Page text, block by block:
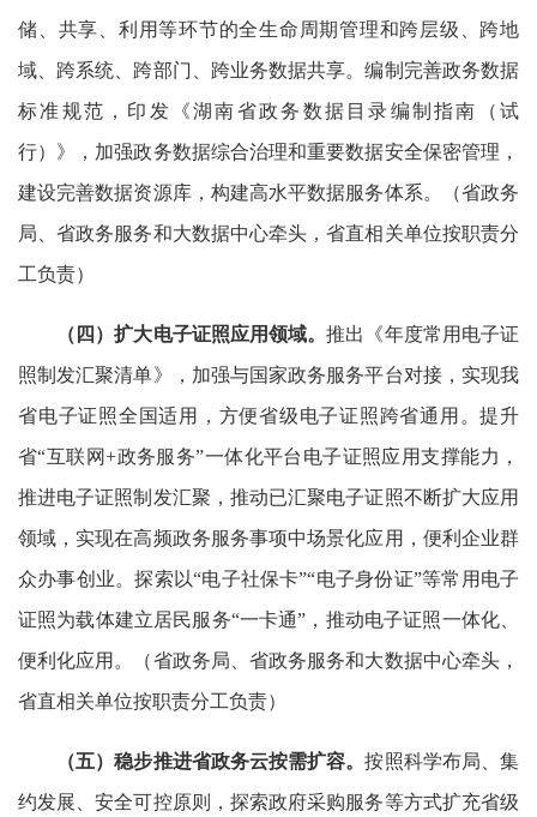
储、共享、利用等环节的全生命周期管理和跨层级、跨地
域、跨系统、跨部门、跨业务数据共享。编制完善政务数据
标准规范，印发《湖南省政务数据目录编制指南（试
行）》，加强政务数据综合治理和重要数据安全保密管理，
建设完善数据资源库，构建高水平数据服务体系。（省政务
局、省政务服务和大数据中心牵头，省直相关单位按职责分
工负责）
（四）扩大电子证照应用领域。推出《年度常用电子证
照制发汇聚清单》，加强与国家政务服务平台对接，实现我
省电子证照全国适用，方便省级电子证照跨省通用。提升
省“互联网+政务服务”一体化平台电子证照应用支撑能力，
推进电子证照制发汇聚，推动已汇聚电子证照不断扩大应用
领域，实现在高频政务服务事项中场景化应用，便利企业群
众办事创业。探索以“电子社保卡”“电子身份证”等常用电子
证照为载体建立居民服务“一卡通”，推动电子证照一体化、
便利化应用。（省政务局、省政务服务和大数据中心牵头，
省直相关单位按职责分工负责）
（五）稳步推进省政务云按需扩容。按照科学布局、集
约发展、安全可控原则，探索政府采购服务等方式扩充省级